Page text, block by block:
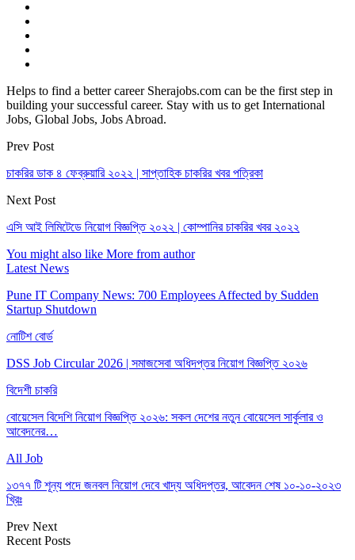
Helps to find a better career Sherajobs.com can be the first step in
building your successful career. Stay with us to get International
Jobs, Global Jobs, Jobs Abroad.
Prev Post
চাকরির ডাক ৪ ফেব্রুয়ারি ২০২২ | সাপ্তাহিক চাকরির খবর পত্রিকা
Next Post
এসি আই লিমিটেডে নিয়োগ বিজ্ঞপ্তি ২০২২ | কোম্পানির চাকরির খবর ২০২২
You might also like More from author
Latest News
Pune IT Company News: 700 Employees Affected by Sudden
Startup Shutdown
নোটিশ বোর্ড
DSS Job Circular 2026 | সমাজসেবা অধিদপ্তর নিয়োগ বিজ্ঞপ্তি ২০২৬
বিদেশী চাকরি
বোয়েসেল বিদেশি নিয়োগ বিজ্ঞপ্তি ২০২৬: সকল দেশের নতুন বোয়েসেল সার্কুলার ও
আবেদনের…
All Job
১৩৭৭ টি শূন্য পদে জনবল নিয়োগ দেবে খাদ্য অধিদপ্তর, আবেদন শেষ ১০-১০-২০২৩
খ্রিঃ
Prev Next
Recent Posts